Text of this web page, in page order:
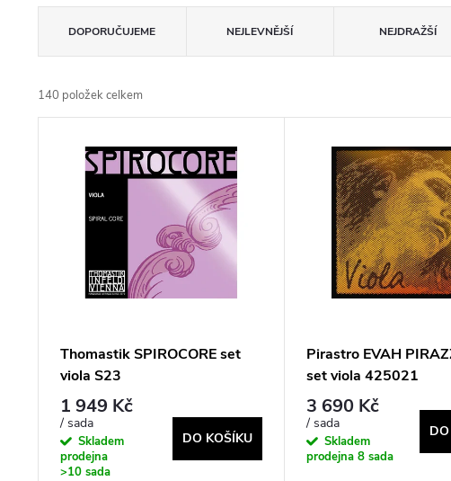
a
z
DOPORUČUJEME NEJLEVNĚJŠÍ NEJDRAŽŠÍ
140 položek celkem
Thomastik SPIROCORE set
viola S23
1 949 Kč
/ sada
Skladem
prodejna
>10 sada
DO KOŠÍKU
Pirastro EVAH
set viola 425021
3 690 Kč
/ sada
Skladem
prodejna8 sada